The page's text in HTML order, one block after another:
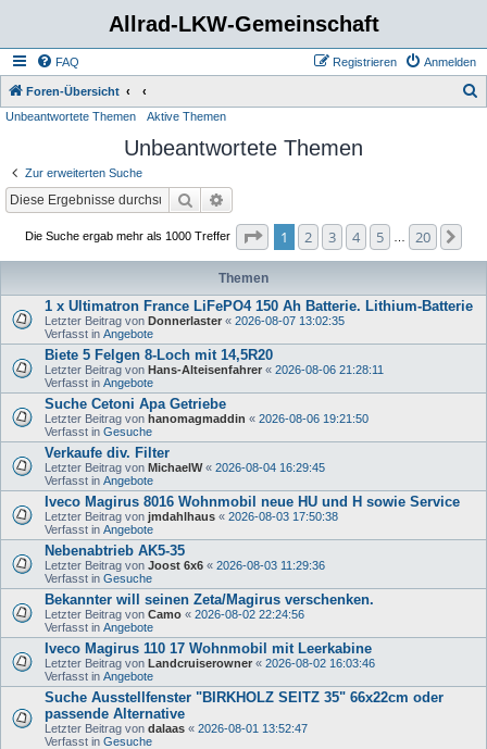
Allrad-LKW-Gemeinschaft
FAQ Anmelden
Registrieren
Foren-Übersicht
Unbeantwortete Themen Aktive Themen
Unbeantwortete Themen
Zur erweiterten Suche
Suche
Die Suche ergab mehr als 1000 Treffer Seite von
1 2 3 4 5 20
Themen
1 x Ultimatron France LiFePO4 150 Ah Batterie. Lithium-Batterie
Letzter Beitrag von Donnerlaster « 2026-08-07 13:02:35
Verfasst in Angebote
Biete 5 Felgen 8-Loch mit 14,5R20
Letzter Beitrag von Hans-Alteisenfahrer « 2026-08-06 21:28:11
Verfasst in Angebote
Suche Cetoni Apa Getriebe
Letzter Beitrag von hanomagmaddin « 2026-08-06 19:21:50
Verfasst in Gesuche
Verkaufe div. Filter
Letzter Beitrag von MichaelW« 2026-08-04 16:29:45
Verfasst in Angebote
Iveco Magirus 8016 Wohnmobil neue HU und H sowie Service
Letzter Beitrag von jmdahlhaus « 2026-08-03 17:50:38
Verfasst in Angebote
Nebenabtrieb AK5-35
Letzter Beitrag von Joost 6x6 « 2026-08-03 11:29:36
Verfasst in Gesuche
Bekannter will seinen Zeta/Magirus verschenken.
Letzter Beitrag von Camo « 2026-08-02 22:24:56
Verfasst in Angebote
Iveco Magirus 110 17 Wohnmobil mit Leerkabine
Letzter Beitrag von Landcruiserowner « 2026-08-02 16:03:46
Verfasst in Angebote
Suche Ausstellfenster "BIRKHOLZ SEITZ 35" 66x22cm oder
passende Alternative
Letzter Beitrag von dalaas « 2026-08-01 13:52:47
Verfasst in Gesuche